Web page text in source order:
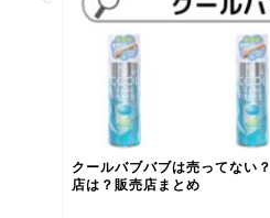
クールバブバブは売ってない
店は？販売店まとめ